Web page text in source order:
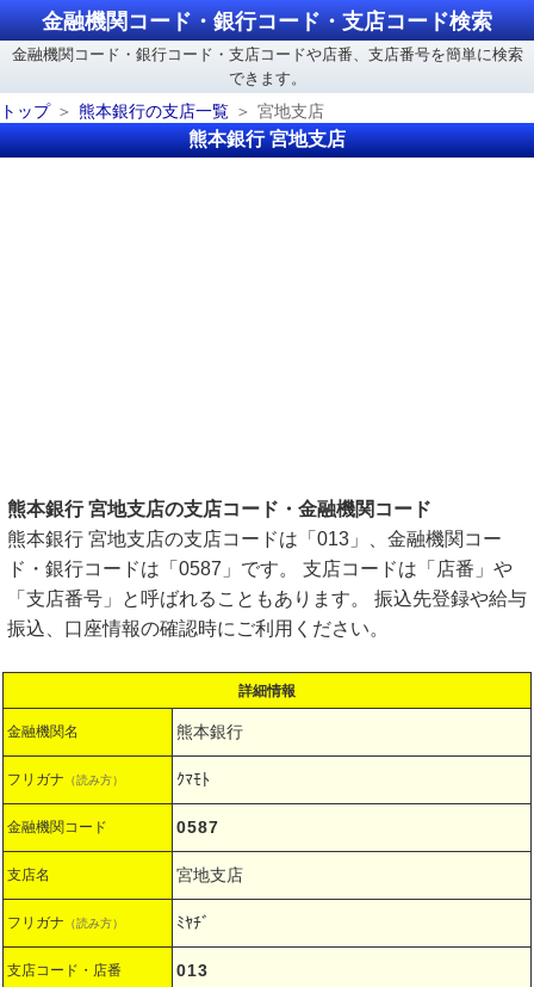
金融機関コード・銀行コード・支店コード検索
金融機関コード・銀行コード・支店コードや店番、支店番号を簡単に検索
できます。
トップ
熊本銀行の支店一覧 宮地支店
熊本銀行 宮地支店
熊本銀行 宮地支店の支店コード・金融機関コード
熊本銀行 宮地支店の支店コードは「013」、金融機関コー
ド・銀行コードは「0587」です。 支店コードは「店番」や
「支店番号」と呼ばれることもあります。 振込先登録や給与
振込、口座情報の確認時にご利用ください。
詳細情報
金融機関名 熊本銀行
フリガナ （読み方） ｸﾏﾓﾄ
金融機関コード 0587
支店名 宮地支店
フリガナ （読み方） ﾐﾔﾁﾞ
支店コード・店番 013